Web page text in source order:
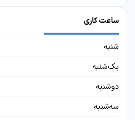
ساعت کاری
شنبه
یک‌شنبه
دوشنبه
سه‌شنبه